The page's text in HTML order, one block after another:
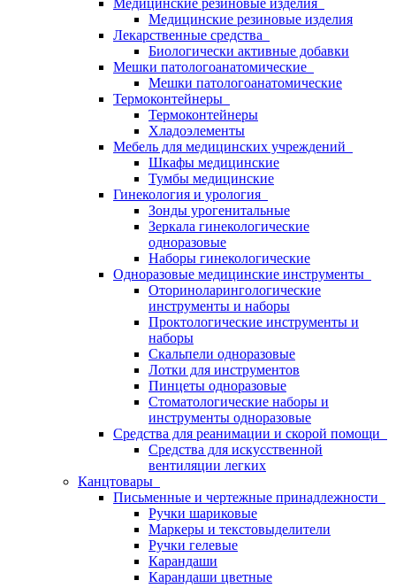
Медицинские резиновые изделия
Медицинские резиновые изделия
Лекарственные средства
Биологически активные добавки
Мешки патологоанатомические
Мешки патологоанатомические
Термоконтейнеры
Термоконтейнеры
Хладоэлементы
Мебель для медицинских учреждений
Шкафы медицинские
Тумбы медицинские
Гинекология и урология
Зонды урогенитальные
Зеркала гинекологические
одноразовые
Наборы гинекологические
Одноразовые медицинские инструменты
Оториноларингологические
инструменты и наборы
Проктологические инструменты и
наборы
Скальпели одноразовые
Лотки для инструментов
Пинцеты одноразовые
Стоматологические наборы и
инструменты одноразовые
Средства для реанимации и скорой помощи
Средства для искусственной
вентиляции легких
Канцтовары
Письменные и чертежные принадлежности
Ручки шариковые
Маркеры и текстовыделители
Ручки гелевые
Карандаши
Карандаши цветные